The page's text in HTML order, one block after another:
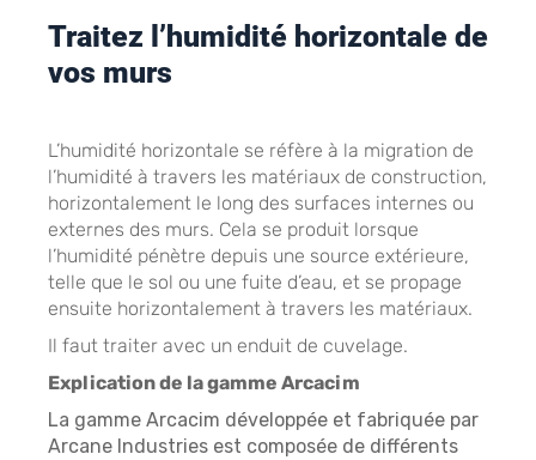
Traitez l’humidité horizontale de
vos murs
L’humidité horizontale se réfère à la migration de
l’humidité à travers les matériaux de construction,
horizontalement le long des surfaces internes ou
externes des murs. Cela se produit lorsque
l’humidité pénètre depuis une source extérieure,
telle que le sol ou une fuite d’eau, et se propage
ensuite horizontalement à travers les matériaux.
Il faut traiter avec un enduit de cuvelage.
Explication de la gamme Arcacim
La gamme Arcacim développée et fabriquée par
Arcane Industries est composée de différents